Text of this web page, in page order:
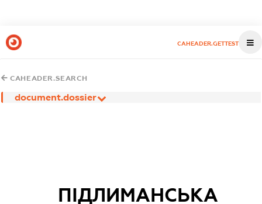
CAHEADER.GETTEST
CAHEADER.SEARCH
document.dossier
ПІДЛИМАНСЬКА